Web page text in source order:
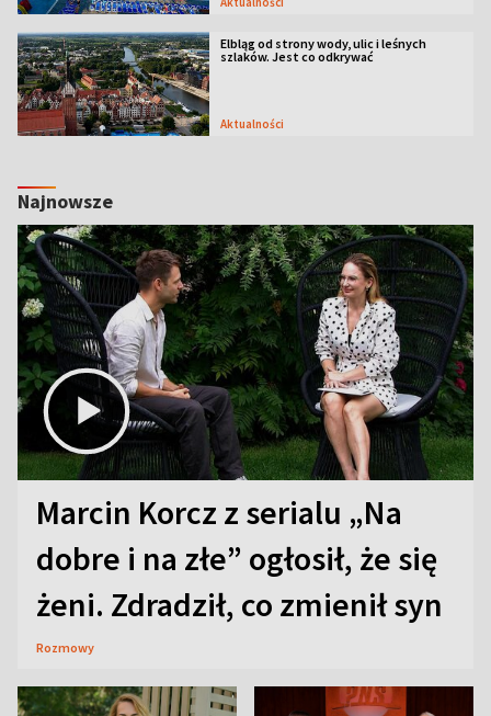
Elbląg od strony wody, ulic i leśnych
szlaków. Jest co odkrywać
Aktualności
Najnowsze
Marcin Korcz z serialu „Na
dobre i na złe” ogłosił, że się
żeni. Zdradził, co zmienił syn
Rozmowy